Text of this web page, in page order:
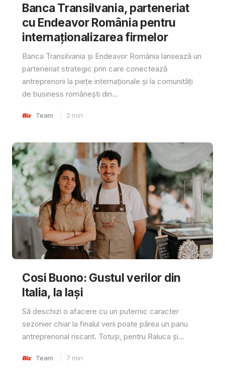
Banca Transilvania, parteneriat
cu Endeavor România pentru
internaționalizarea firmelor
Banca Transilvania și Endeavor România lansează un
parteneriat strategic prin care conectează
antreprenorii la piețe internaționale și la comunități
de business românești din...
Team 2 min
Cosi Buono: Gustul verilor din
Italia, la Iași
Să deschizi o afacere cu un puternic caracter
sezonier chiar la finalul verii poate părea un pariu
antreprenorial riscant. Totuși, pentru Raluca și...
Team 7 min